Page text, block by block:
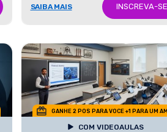
SAIBA MAIS INSCREVA-SE
GANHE 2 POS PARA VOCE +1 PARA UM
COM VIDEOAULAS